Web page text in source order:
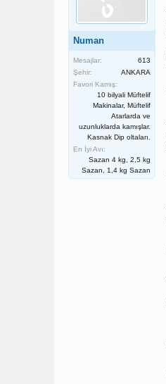
Numan
Mesajlar:
613
Şehir:
ANKARA
Favori Kamış:
10 bilyali Müftelif
Makinalar, Müftelif
Atarlarda ve
uzunluklarda kamışlar.
Kasnak Dip oltaları.
En İyi Avı:
Sazan 4 kg, 2,5 kg
Sazan, 1,4 kg Sazan